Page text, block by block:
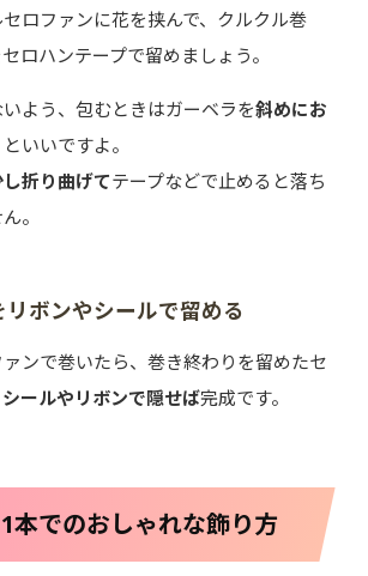
ロファンに花を挟んで、クルクル巻
ロハンテープで留めましょう。
よう、包むときはガーベラを斜めにお
といいですよ。
し折り曲げてテープなどで止めると落ち
。
ボンやシールで留める
ンで巻いたら、巻き終わりを留めたセ
シールやリボンで隠せば完成です。
本でのおしゃれな飾り方